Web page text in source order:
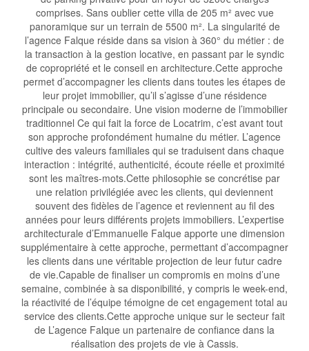
comprises. Sans oublier cette villa de 205 m² avec vue
panoramique sur un terrain de 5500 m². La singularité de
l’agence Falque réside dans sa vision à 360° du métier : de
la transaction à la gestion locative, en passant par le syndic
de copropriété et le conseil en architecture.Cette approche
permet d’accompagner les clients dans toutes les étapes de
leur projet immobilier, qu’il s’agisse d’une résidence
principale ou secondaire. Une vision moderne de l’immobilier
traditionnel Ce qui fait la force de Locatrim, c’est avant tout
son approche profondément humaine du métier. L’agence
cultive des valeurs familiales qui se traduisent dans chaque
interaction : intégrité, authenticité, écoute réelle et proximité
sont les maîtres-mots.Cette philosophie se concrétise par
une relation privilégiée avec les clients, qui deviennent
souvent des fidèles de l’agence et reviennent au fil des
années pour leurs différents projets immobiliers. L’expertise
architecturale d’Emmanuelle Falque apporte une dimension
supplémentaire à cette approche, permettant d’accompagner
les clients dans une véritable projection de leur futur cadre
de vie.Capable de finaliser un compromis en moins d’une
semaine, combinée à sa disponibilité, y compris le week-end,
la réactivité de l’équipe témoigne de cet engagement total au
service des clients.Cette approche unique sur le secteur fait
de L’agence Falque un partenaire de confiance dans la
réalisation des projets de vie à Cassis.